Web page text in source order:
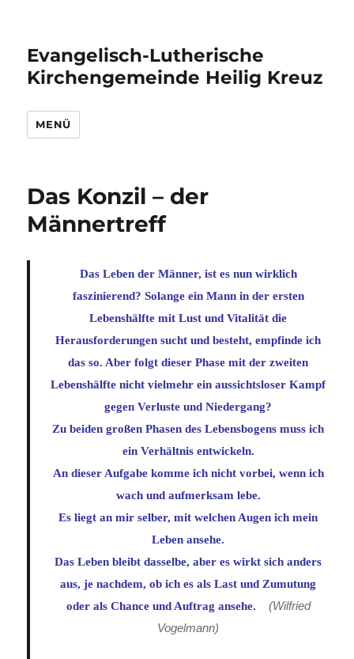
Evangelisch-Lutherische
Kirchengemeinde Heilig Kreuz
MENÜ
Das Konzil – der
Männertreff
Das Leben der Männer, ist es nun wirklich
faszinierend? Solange ein Mann in der ersten
Lebenshälfte mit Lust und Vitalität die
Herausforderungen sucht und besteht, empfinde ich
das so. Aber folgt dieser Phase mit der zweiten
Lebenshälfte nicht vielmehr ein aussichtsloser Kampf
gegen Verluste und Niedergang?
Zu beiden großen Phasen des Lebensbogens muss ich
ein Verhältnis entwickeln.
An dieser Aufgabe komme ich nicht vorbei, wenn ich
wach und aufmerksam lebe.
Es liegt an mir selber, mit welchen Augen ich mein
Leben ansehe.
Das Leben bleibt dasselbe, aber es wirkt sich anders
aus, je nachdem, ob ich es als Last und Zumutung
oder als Chance und Auftrag ansehe. (Wilfried
Vogelmann)